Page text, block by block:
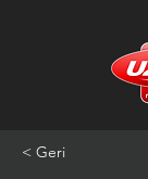
< Geri